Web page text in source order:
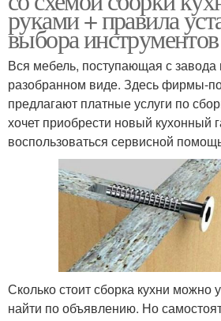
руками + правила
выбора инструментов
Вся мебель, поступающая с завода
разобранном виде. Здесь фирмы-
предлагают платные услуги по
хочет приобрести новый кухонный
воспользоваться сервисной
Сколько стоит сборка кухни можно
найти по объявлению. Но